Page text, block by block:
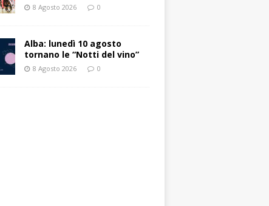
8 Agosto 2026 0
Alba: lunedì 10 agosto
tornano le “Notti del vino”
8 Agosto 2026 0